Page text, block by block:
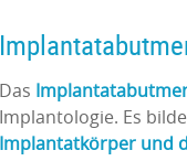
Das
Implantologie. Es
Implantatkörper und